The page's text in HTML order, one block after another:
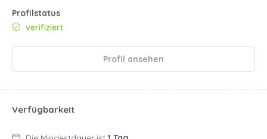
Profilstatus
verifiziert
Profil ansehen
Verfügbarkeit